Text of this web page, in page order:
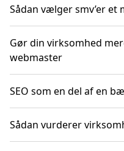
Sådan vælger smv’er
Gør din virksomhed
webmaster
SEO som en del af en
Sådan vurderer